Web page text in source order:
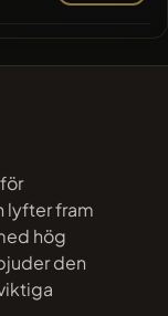
lyfter fram
hög
den